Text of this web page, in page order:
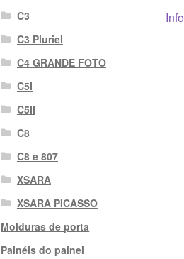
C3
C3 Pluriel
C4 GRANDE FOTO
C5I
C5II
C8
C8 e 807
XSARA
XSARA PICASSO
Molduras de porta
Painéis do painel